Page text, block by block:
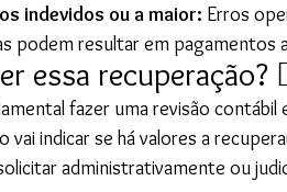
indevidos ou a maior: Erros
podem resultar em pagamentos
essa recuperação?
fazer uma revisão
vai indicar se há valores a
administrativamente ou